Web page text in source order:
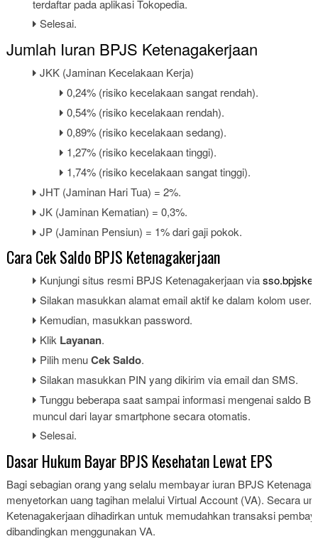
terdaftar pada aplikasi Tokopedia.
Selesai.
Jumlah Iuran BPJS Ketenagakerjaan
JKK (Jaminan Kecelakaan Kerja)
0,24% (risiko kecelakaan sangat rendah).
0,54% (risiko kecelakaan rendah).
0,89% (risiko kecelakaan sedang).
1,27% (risiko kecelakaan tinggi).
1,74% (risiko kecelakaan sangat tinggi).
JHT (Jaminan Hari Tua) = 2%.
JK (Jaminan Kematian) = 0,3%.
JP (Jaminan Pensiun) = 1% dari gaji pokok.
Cara Cek Saldo BPJS Ketenagakerjaan
Kunjungi situs resmi BPJS Ketenagakerjaan via
Silakan masukkan alamat email aktif ke dalam kolom user.
Kemudian, masukkan password.
Klik Layanan.
Pilih menuCek Saldo.
Silakan masukkan PIN yang dikirim via email dan SMS.
Tunggu beberapa saat sampai informasi mengenai saldo
muncul dari layar smartphone secara otomatis.
Selesai.
Dasar Hukum Bayar BPJS Kesehatan Lewat EPS
Bagi sebagian orang yang selalu membayar iuran BPJS
menyetorkan uang tagihan melalui Virtual Account (VA). Secara
Ketenagakerjaan dihadirkan untuk memudahkan transaksi
dibandingkan menggunakan VA.